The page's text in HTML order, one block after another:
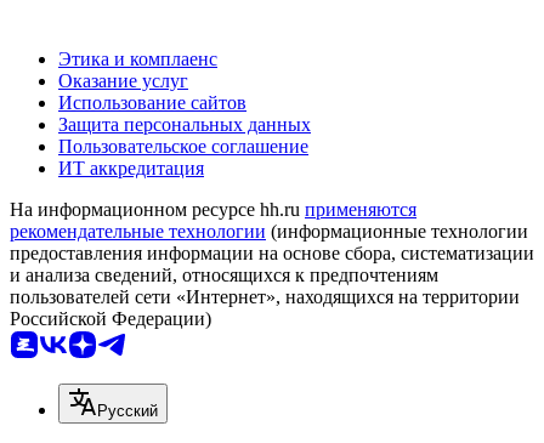
Этика и комплаенс
Оказание услуг
Использование сайтов
Защита персональных данных
Пользовательское соглашение
ИТ аккредитация
На информационном ресурсе hh.ru применяются
рекомендательные технологии (информационные технологии
предоставления информации на основе сбора, систематизации
и анализа сведений, относящихся к предпочтениям
пользователей сети «Интернет», находящихся на территории
Российской Федерации)
Русский